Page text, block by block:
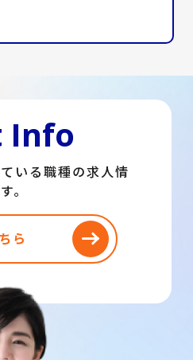
Info
いる職種の求人情
。
ら